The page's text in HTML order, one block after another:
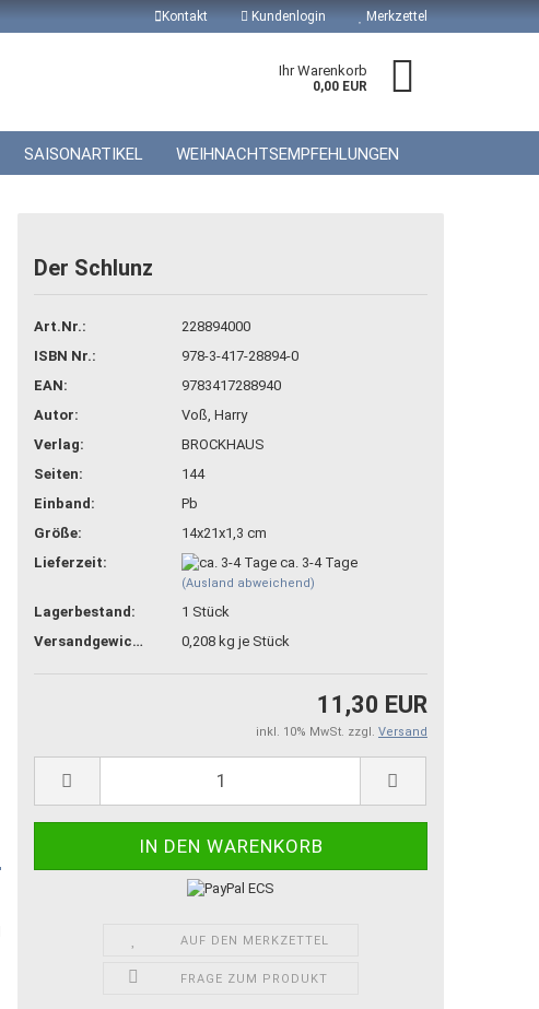
Kontakt Kundenlogin
Konto erstellen
Passwort vergessen?
Merkzettel
Ihr Warenkorb
0,00 EUR
SAISONARTIKEL WEIHNACHTSEMPFEHLUNGEN
Der Schlunz
Art.Nr.:
228894000
ISBN Nr.:
978-3-417-28894-0
EAN:
9783417288940
Autor:
Voß, Harry
Verlag:
BROCKHAUS
Seiten:
144
Einband:
Pb
Größe:
14x21x1,3 cm
Lieferzeit:
ca. 3-4 Tage
(Ausland abweichend)
Lagerbestand: 1 Stück
Versandgewicht:
0,208 kg je Stück
11,30 EUR
inkl. 10% MwSt. zzgl. Versand
AUF DEN MERKZETTEL
FRAGE ZUM PRODUKT